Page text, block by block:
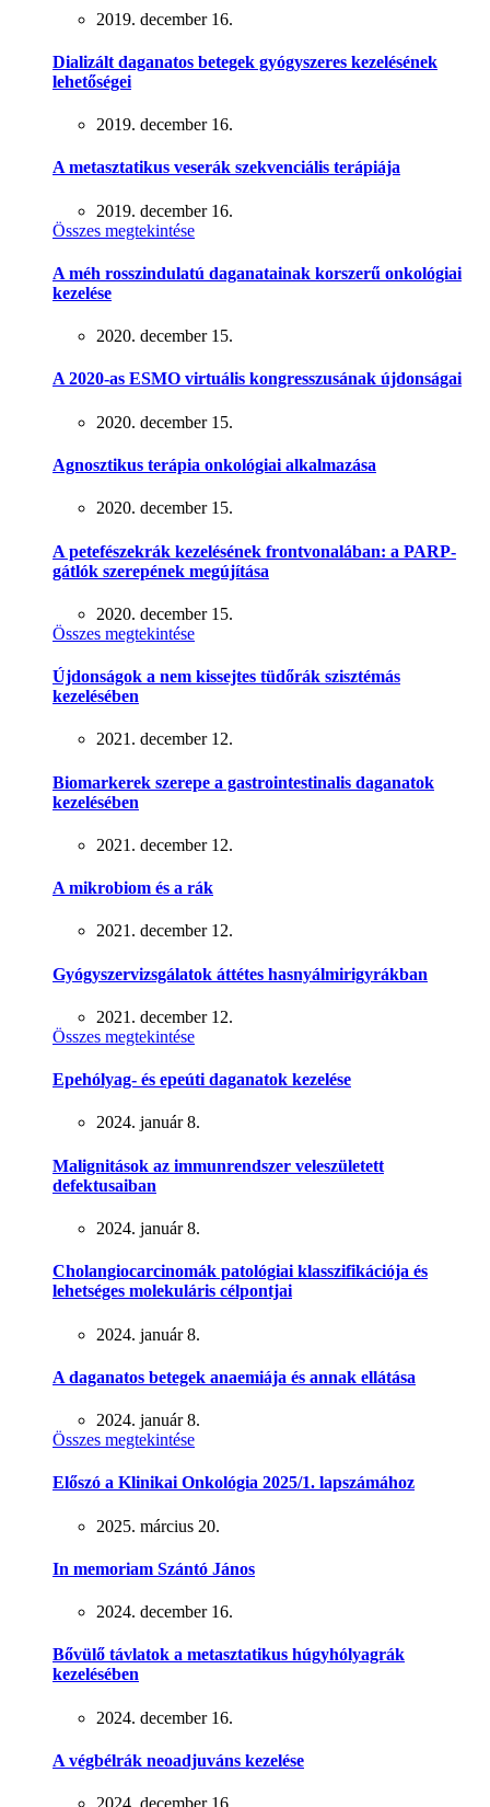
2019. december 16.
Dializált daganatos betegek gyógyszeres kezelésének
lehetőségei
2019. december 16.
A metasztatikus veserák szekvenciális terápiája
2019. december 16.
Összes megtekintése
A méh rosszindulatú daganatainak korszerű onkológiai
kezelése
2020. december 15.
A 2020-as ESMO virtuális kongresszusának újdonságai
2020. december 15.
Agnosztikus terápia onkológiai alkalmazása
2020. december 15.
A petefészekrák kezelésének frontvonalában: a PARP-
gátlók szerepének megújítása
2020. december 15.
Összes megtekintése
Újdonságok a nem kissejtes tüdőrák szisztémás
kezelésében
2021. december 12.
Biomarkerek szerepe a gastrointestinalis daganatok
kezelésében
2021. december 12.
A mikrobiom és a rák
2021. december 12.
Gyógyszervizsgálatok áttétes hasnyálmirigyrákban
2021. december 12.
Összes megtekintése
Epehólyag- és epeúti daganatok kezelése
2024. január 8.
Malignitások az immunrendszer veleszületett
defektusaiban
2024. január 8.
Cholangiocarcinomák patológiai klasszifikációja és
lehetséges molekuláris célpontjai
2024. január 8.
A daganatos betegek anaemiája és annak ellátása
2024. január 8.
Összes megtekintése
Előszó a Klinikai Onkológia 2025/1. lapszámához
2025. március 20.
In memoriam Szántó János
2024. december 16.
Bővülő távlatok a metasztatikus húgyhólyagrák
kezelésében
2024. december 16.
A végbélrák neoadjuváns kezelése